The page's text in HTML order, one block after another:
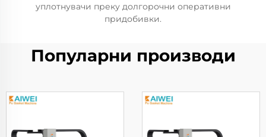
уплотнувачи преку долгорочни оперативни
придобивки.
Популарни производи